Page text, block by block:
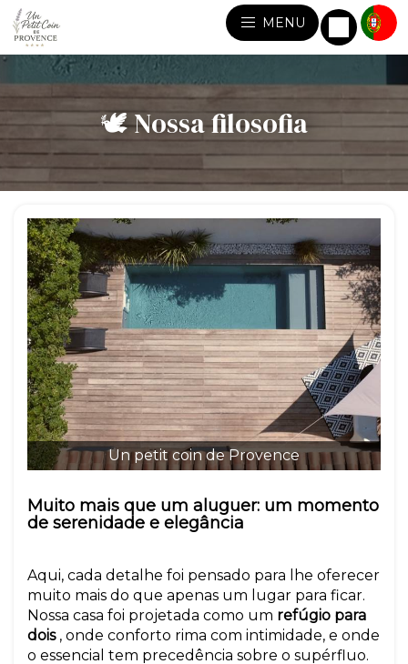
MENU
🕊️ Nossa filosofia
Un petit coin de Provence
Muito mais que um aluguer: um momento
de serenidade e elegância
Aqui, cada detalhe foi pensado para lhe oferecer
muito mais do que apenas um lugar para ficar.
Nossa casa foi projetada como um refúgio para
dois, onde conforto rima com intimidade, e onde
o essencial tem precedência sobre o supérfluo.